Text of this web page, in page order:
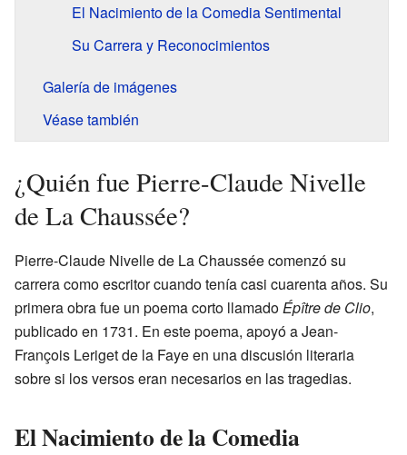
El Nacimiento de la Comedia Sentimental
Su Carrera y Reconocimientos
Galería de imágenes
Véase también
¿Quién fue Pierre-Claude Nivelle
de La Chaussée?
Pierre-Claude Nivelle de La Chaussée comenzó su
carrera como escritor cuando tenía casi cuarenta años. Su
primera obra fue un poema corto llamado Épître de Clio,
publicado en 1731. En este poema, apoyó a Jean-
François Leriget de la Faye en una discusión literaria
sobre si los versos eran necesarios en las tragedias.
El Nacimiento de la Comedia